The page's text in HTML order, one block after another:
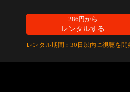
286円から
レンタルする
レンタル期間：30日以内に視聴を